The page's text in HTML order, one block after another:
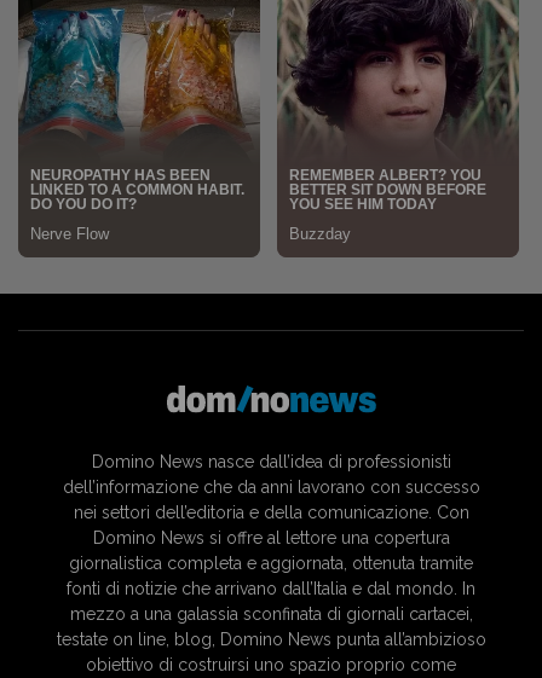
Domino News nasce dall’idea di professionisti
dell’informazione che da anni lavorano con successo
nei settori dell’editoria e della comunicazione. Con
Domino News si offre al lettore una copertura
giornalistica completa e aggiornata, ottenuta tramite
fonti di notizie che arrivano dall’Italia e dal mondo. In
mezzo a una galassia sconfinata di giornali cartacei,
testate on line, blog, Domino News punta all’ambizioso
obiettivo di costruirsi uno spazio proprio come